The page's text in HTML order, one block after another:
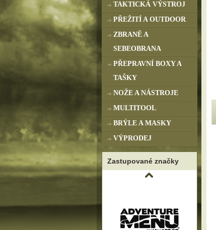
TAKTICKÁ VÝSTROJ
PŘEŽITÍ A OUTDOOR
ZBRANĚ A
SEBEOBRANA
PŘEPRAVNÍ BOXY A
TAŠKY
NOŽE A NÁSTROJE
MULTITOOL
BRÝLE A MASKY
VÝPRODEJ
Zastupované značky